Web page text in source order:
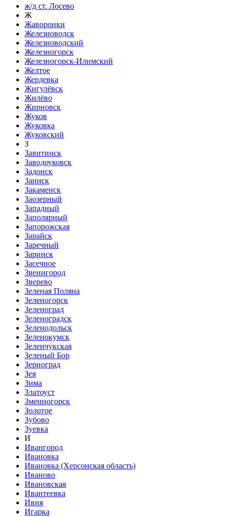
ж/д ст. Лосево
Ж
Жаворонки
Железноводск
Железноводский
Железногорск
Железногорск-Илимский
Желтое
Жердевка
Жигулёвск
Жилёво
Жирновск
Жуков
Жуковка
Жуковский
З
Завитинск
Заводоуковск
Задонск
Заинск
Закаменск
Заозерный
Западный
Заполярный
Запорожская
Зарайск
Заречный
Заринск
Засечное
Звенигород
Зверево
Зеленая Поляна
Зеленогорск
Зеленоград
Зеленоградск
Зеленодольск
Зеленокумск
Зеленчукская
Зеленый Бор
Зерноград
Зея
Зима
Златоуст
Змеиногорск
Золотое
Зубово
Зуевка
И
Ивангород
Ивановка
Ивановка (Херсонская область)
Иваново
Ивановская
Ивантеевка
Ивня
Игарка